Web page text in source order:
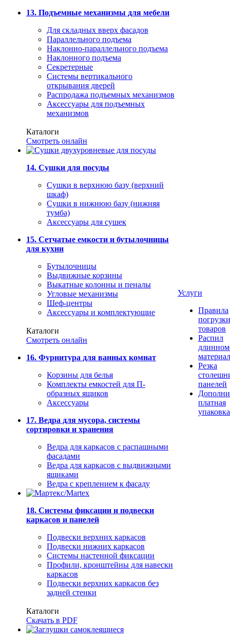
13. Подъемные механизмы для мебели
Для складных вверх фасадов
Параллельного подъема
Наклонно-параллельного подъема
Наклонного подъема
Секретерные
Системы вертикального
открывания дверей
Распродажа подъемных механизмов
Аксессуары для подъемных
механизмов
Каталоги
Смотреть онлайн
14. Сушки для посуды
Сушки в верхнюю базу (верхний
шкаф)
Сушки в нижнюю базу (нижняя
тумба)
Аксессуары для сушек
15. Сетчатые емкости и бутылочницы
для кухни
Бутылочницы
Выдвижные корзины
Выкатные колонны и пеналы
Угловые механизмы
Шеф-центры
Аксессуары и комплектующие
Каталоги
Смотреть онлайн
16. Фурнитура для ванных комнат
Корзины для белья
Комплекты емкостей для П-
образных ящиков
Аксессуары
17. Ведра для мусора, системы
сортировки и хранения
Ведра для каркасов с распашными
фасадами
Ведра для каркасов с выдвижными
ящиками
Ведра с креплением к фасаду
18. Системы фиксации и подвески
каркасов и панелей
Подвески верхних каркасов
Подвески нижних каркасов
Системы настенной фиксации
Профили, кронштейны для навески
каркасов
Подвески верхних каркасов без
задней стенки
Каталоги
Скачать в PDF
Услуги
Правила
погрузки
товаров
Распил
Резка
панелей
платная
упаковка